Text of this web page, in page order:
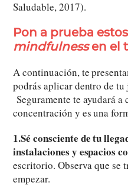
Saludable, 2017).
Pon a prueba
mindfulnessen el
A continuación, te
podrás aplicar dentro de
Seguramente te ayudará
concentración y es una
1.Sé consciente de tu
instalaciones y espacios
escritorio. Observa que se
empezar.